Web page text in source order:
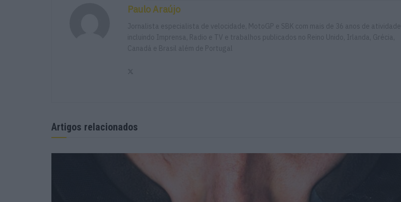
Paulo Araújo
Jornalista especialista de velocidade, MotoGP e SBK com mais de 36 anos de atividade,
incluindo Imprensa, Radio e TV e trabalhos publicados no Reino Unido, Irlanda, Grécia,
Canadá e Brasil além de Portugal
Artigos relacionados